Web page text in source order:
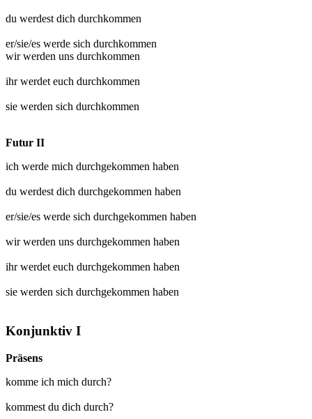
du werdest dich durchkommen
er/sie/es werde sich durchkommen
wir werden uns durchkommen
ihr werdet euch durchkommen
sie werden sich durchkommen
Futur II
ich werde mich durchgekommen haben
du werdest dich durchgekommen haben
er/sie/es werde sich durchgekommen haben
wir werden uns durchgekommen haben
ihr werdet euch durchgekommen haben
sie werden sich durchgekommen haben
Konjunktiv I
Präsens
komme ich mich durch?
kommest du dich durch?